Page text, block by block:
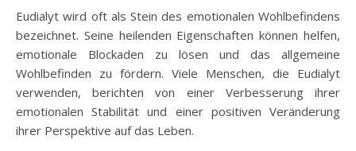
Eudialyt wird oft als Stein des emotionalen Wohlbefindens
bezeichnet. Seine heilenden Eigenschaften können helfen,
emotionale Blockaden zu lösen und das allgemeine
Wohlbefinden zu fördern. Viele Menschen, die Eudialyt
verwenden, berichten von einer Verbesserung ihrer
emotionalen Stabilität und einer positiven Veränderung
ihrer Perspektive auf das Leben.